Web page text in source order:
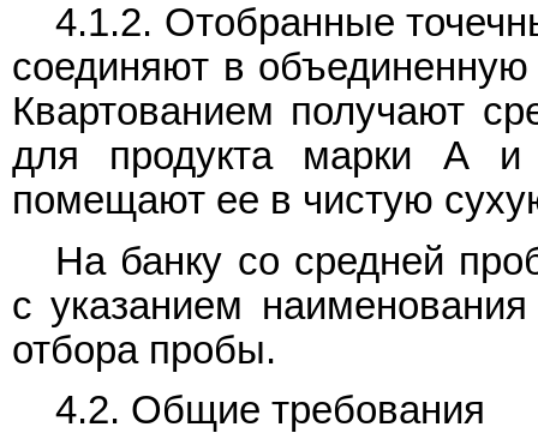
4.1.2. Отобранные
соединяют в
Квартованием получают
для продукта марки А
помещают ее в чистую
На банку со средней
с указанием
отбора пробы.
4.2. Общие требования